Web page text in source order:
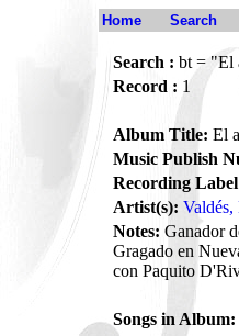
Home Search
Search : bt = "El
Record : 1
Album Title: El
Music Publish
Recording
Artist(s): Valdés,
Notes: Ganador
Gragado en
con Paquito
Songs in Album: